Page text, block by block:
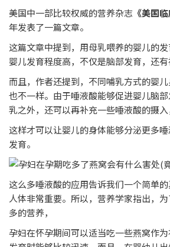
美国中一部比较权威的营养杂志 《美国
年发表了一篇文章。
这篇文章中提到，用母乳喂养的婴儿的
婴儿发育程度高，不仅是脑部发育，还有
而且，作者还提到，不同哺乳方式的婴
也不一样。由于唾液酸能够促进婴儿脑
乳之外，还可以再补充一些唾液酸的摄入
这样才可以让婴儿的身体能够分泌更多
发育。
这么多唾液酸的应用告诉我们一个简单
人体非常重要。所以，营养学家指出，
多的营养，
孕妇在怀孕期间可以适当吃一些燕窝作